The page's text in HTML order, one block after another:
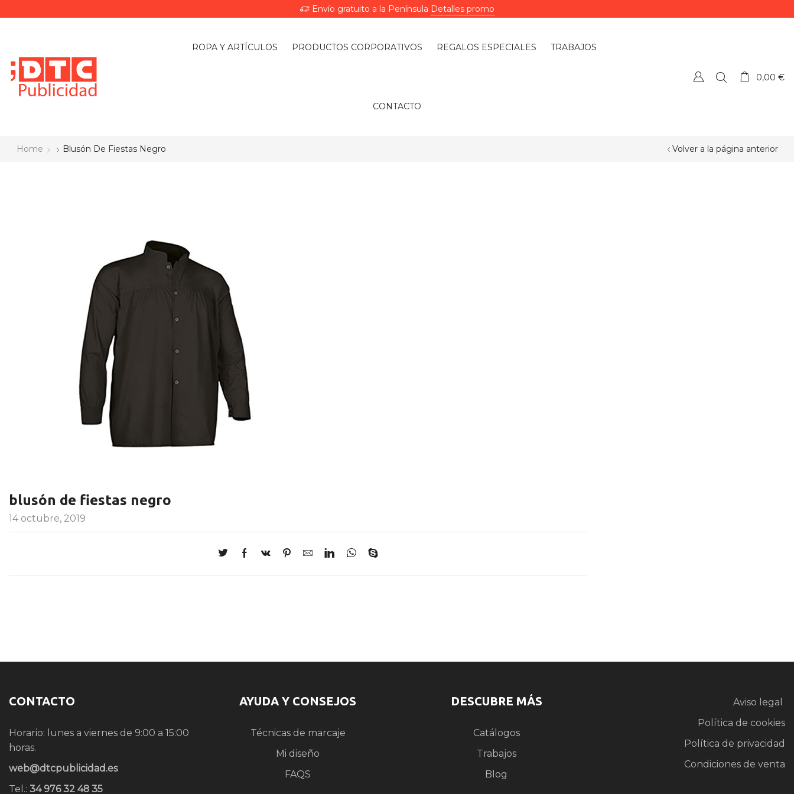
Envío gratuito a la Península Detalles promo
ROPA Y ARTÍCULOS PRODUCTOS CORPORATIVOS REGALOS ESPECIALES TRABAJOS
CONTACTO
0,00€
Volver a la página anterior
Home Blusón De Fiestas Negro
blusón de fiestas negro
14 octubre, 2019
CONTACTO
Horario: lunes a viernes de 9:00 a 15:00
horas.
web@dtcpublicidad.es
Tel.: 34 976 32 48 35
AYUDA Y CONSEJOS
Técnicas de marcaje
Mi diseño
FAQS
DESCUBRE MÁS
Catálogos
Trabajos
Blog
Aviso legal
Política de cookies
Política de privacidad
Condiciones de venta